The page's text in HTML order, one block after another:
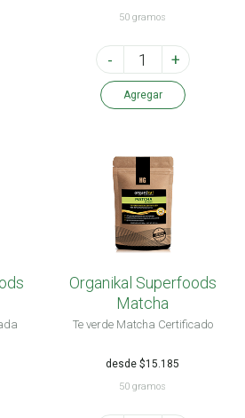
50 gramos
- +
Agregar
Organikal Superfoods
Matcha
Te verde Matcha Certificado
desde $15.185
50 gramos